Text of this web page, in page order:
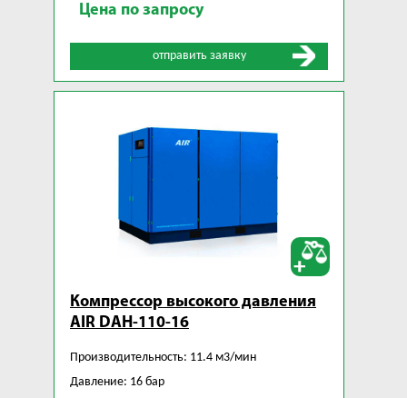
Цена по запросу
отправить заявку
Компрессор высокого давления
AIR DAH-110-16
Производительность: 11.4 м3/мин
Давление: 16 бар